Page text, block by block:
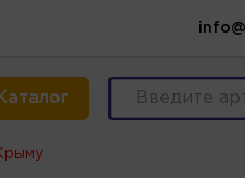
Каталог